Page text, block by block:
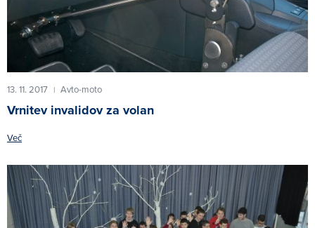
13. 11. 2017 | Avto-moto
Vrnitev invalidov za volan
Več